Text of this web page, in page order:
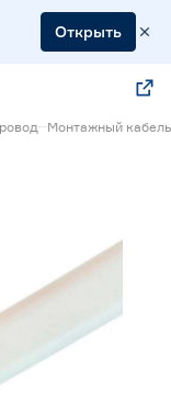
Открыть
Монтажный